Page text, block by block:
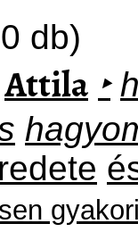
db)
Attila ‣